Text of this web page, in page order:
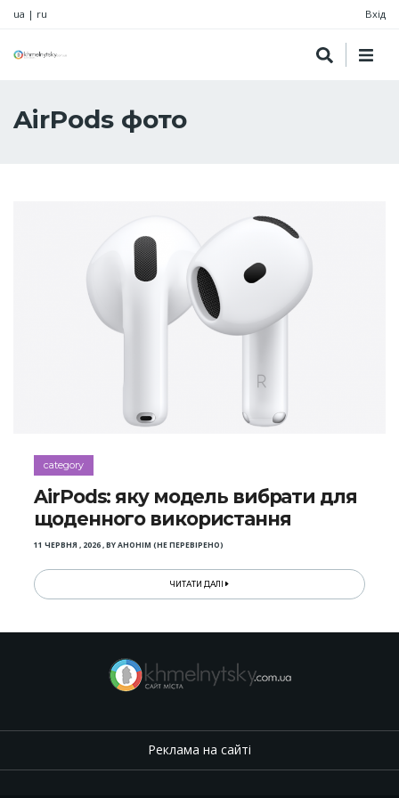
ua | ru Вхід
AirPods фото
category
AirPods: яку модель вибрати для
щоденного використання
11 ЧЕРВНЯ , 2026,BYАНОНІМ (НЕ ПЕРЕВІРЕНО)
ЧИТАТИ ДАЛІ
Реклама на сайті